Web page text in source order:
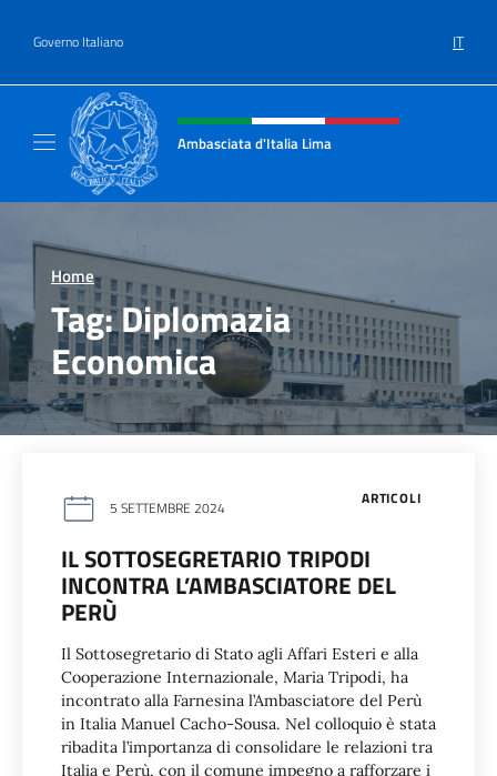
Governo Italiano IT
Intestazione sito, social e menù
Ambasciata d'Italia Lima
Home >
Tag:Diplomazia
Economica
ARTICOLI
5 SETTEMBRE 2024
IL SOTTOSEGRETARIO TRIPODI
INCONTRA L’AMBASCIATORE DEL
PERÙ
Il Sottosegretario di Stato agli Affari Esteri e alla
Cooperazione Internazionale, Maria Tripodi, ha
incontrato alla Farnesina l’Ambasciatore del Perù
in Italia Manuel Cacho-Sousa. Nel colloquio è stata
ribadita l’importanza di consolidare le relazioni tra
Italia e Perù, con il comune impegno a rafforzare i